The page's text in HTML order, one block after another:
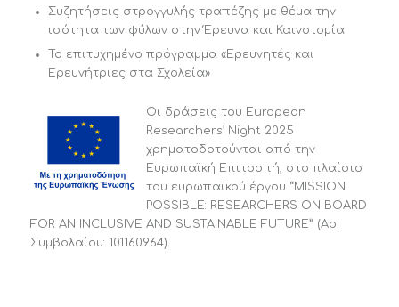
Συζητήσεις στρογγυλής τραπέζης με θέμα την
ισότητα των φύλων στην Έρευνα και Καινοτομία
Το επιτυχημένο πρόγραμμα «Ερευνητές και
Ερευνήτριες στα Σχολεία»
Οι δράσεις του European
Researchers’ Night 2025
χρηματοδοτούνται από την
Ευρωπαϊκή Επιτροπή, στο πλαίσιο
του ευρωπαϊκού έργου “MISSION
POSSIBLE: RESEARCHERS ON BOARD
FOR AN INCLUSIVE AND SUSTAINABLE FUTURE” (Αρ.
Συμβολαίου: 101160964).